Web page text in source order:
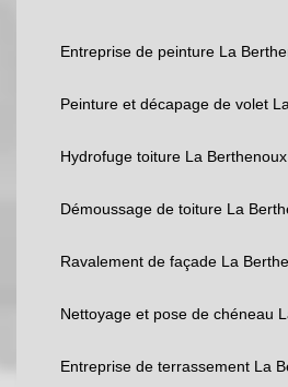
Entreprise de peinture La
Peinture et décapage de volet
Hydrofuge toiture La Berthenoux
Démoussage de toiture La
Ravalement de façade La
Nettoyage et pose de chéneau
Entreprise de terrassement La